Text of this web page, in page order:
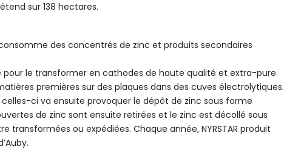
sur 138 hectares.
des concentrés de zinc et produits secondaires
pour le transformer en cathodes de haute qualité et extra-pure.
premières sur des plaques dans des cuves électrolytiques.
ci va ensuite provoquer le dépôt de zinc sous forme
de zinc sont ensuite retirées et le zinc est décollé sous
ou expédiées. Chaque année, NYRSTAR produit